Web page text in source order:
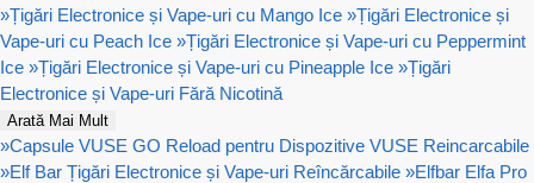
»Țigări Electronice și Vape-uri cu Mango Ice »Țigări Electronice și
Vape-uri cu Peach Ice »Țigări Electronice și Vape-uri cu Peppermint
Ice »Țigări Electronice și Vape-uri cu Pineapple Ice »Țigări
Electronice și Vape-uri Fără Nicotină
Arată Mai Mult
»Capsule VUSE GO Reload pentru Dispozitive VUSE Reincarcabile
»Elf Bar Țigări Electronice și Vape-uri Reîncărcabile »Elfbar Elfa Pro